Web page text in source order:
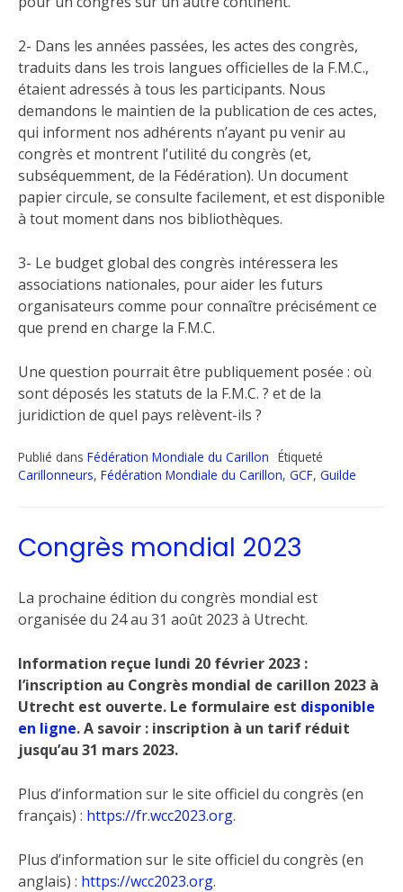
2- Dans les années passées, les actes des congrès,
traduits dans les trois langues officielles de la F.M.C.,
étaient adressés à tous les participants. Nous
demandons le maintien de la publication de ces actes,
qui informent nos adhérents n’ayant pu venir au
congrès et montrent l’utilité du congrès (et,
subséquemment, de la Fédération). Un document
papier circule, se consulte facilement, et est disponible
à tout moment dans nos bibliothèques.
3- Le budget global des congrès intéressera les
associations nationales, pour aider les futurs
organisateurs comme pour connaître précisément ce
que prend en charge la F.M.C.
Une question pourrait être publiquement posée : où
sont déposés les statuts de la F.M.C. ? et de la
juridiction de quel pays relèvent-ils ?
Publié dans Fédération Mondiale du Carillon Étiqueté
Carillonneurs, Fédération Mondiale du Carillon, GCF, Guilde
Congrès mondial 2023
La prochaine édition du congrès mondial est
organisée du 24 au 31 août 2023 à Utrecht.
Information reçue lundi 20 février 2023 :
l’inscription au Congrès mondial de carillon 2023 à
Utrecht est ouverte. Le formulaire est disponible
en ligne. A savoir : inscription à un tarif réduit
jusqu’au 31 mars 2023.
Plus d’information sur le site officiel du congrès (en
français) : https://fr.wcc2023.org.
Plus d’information sur le site officiel du congrès (en
anglais) : https://wcc2023.org.